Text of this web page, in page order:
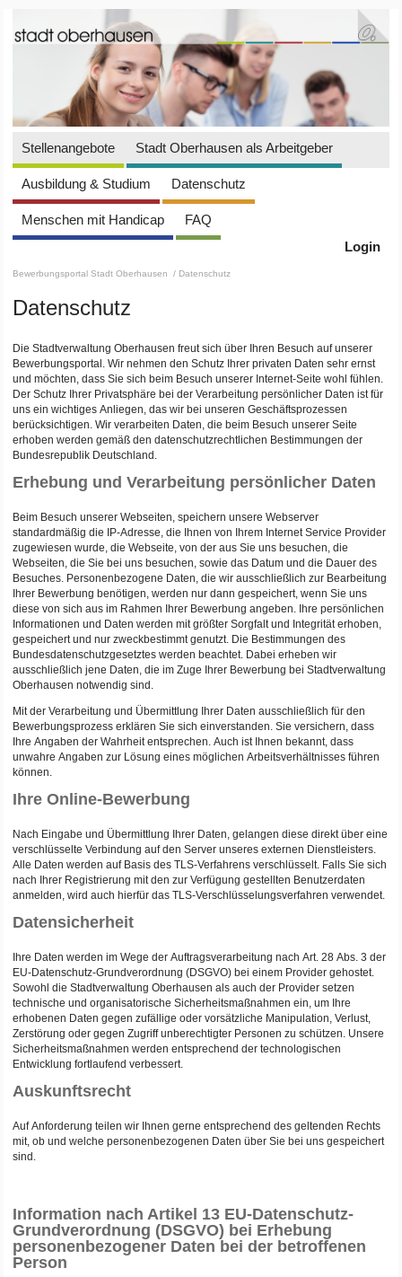
Stellenangebote Stadt Oberhausen als Arbeitgeber
Ausbildung & Studium Datenschutz
Menschen mit Handicap
FAQ
Login
Bewerbungsportal Stadt Oberhausen / Datenschutz
Datenschutz
Die Stadtverwaltung Oberhausen freut sich über Ihren Besuch auf unserer
Bewerbungsportal. Wir nehmen den Schutz Ihrer privaten Daten sehr ernst
und möchten, dass Sie sich beim Besuch unserer Internet-Seite wohl fühlen.
Der Schutz Ihrer Privatsphäre bei der Verarbeitung persönlicher Daten ist für
uns ein wichtiges Anliegen, das wir bei unseren Geschäftsprozessen
berücksichtigen. Wir verarbeiten Daten, die beim Besuch unserer Seite
erhoben werden gemäß den datenschutzrechtlichen Bestimmungen der
Bundesrepublik Deutschland.
Erhebung und Verarbeitung persönlicher Daten
Beim Besuch unserer Webseiten, speichern unsere Webserver
standardmäßig die IP-Adresse, die Ihnen von Ihrem Internet Service Provider
zugewiesen wurde, die Webseite, von der aus Sie uns besuchen, die
Webseiten, die Sie bei uns besuchen, sowie das Datum und die Dauer des
Besuches. Personenbezogene Daten, die wir ausschließlich zur Bearbeitung
Ihrer Bewerbung benötigen, werden nur dann gespeichert, wenn Sie uns
diese von sich aus im Rahmen Ihrer Bewerbung angeben. Ihre persönlichen
Informationen und Daten werden mit größter Sorgfalt und Integrität erhoben,
gespeichert und nur zweckbestimmt genutzt. Die Bestimmungen des
Bundesdatenschutzgesetztes werden beachtet. Dabei erheben wir
ausschließlich jene Daten, die im Zuge Ihrer Bewerbung bei Stadtverwaltung
Oberhausen notwendig sind.
Mit der Verarbeitung und Übermittlung Ihrer Daten ausschließlich für den
Bewerbungsprozess erklären Sie sich einverstanden. Sie versichern, dass
Ihre Angaben der Wahrheit entsprechen. Auch ist Ihnen bekannt, dass
unwahre Angaben zur Lösung eines möglichen Arbeitsverhältnisses führen
können.
Ihre Online-Bewerbung
Nach Eingabe und Übermittlung Ihrer Daten, gelangen diese direkt über eine
verschlüsselte Verbindung auf den Server unseres externen Dienstleisters.
Alle Daten werden auf Basis des TLS-Verfahrens verschlüsselt. Falls Sie sich
nach Ihrer Registrierung mit den zur Verfügung gestellten Benutzerdaten
anmelden, wird auch hierfür das TLS-Verschlüsselungsverfahren verwendet.
Datensicherheit
Ihre Daten werden im Wege der Auftragsverarbeitung nach Art. 28 Abs. 3 der
EU-Datenschutz-Grundverordnung (DSGVO) bei einem Provider gehostet.
Sowohl die Stadtverwaltung Oberhausen als auch der Provider setzen
technische und organisatorische Sicherheitsmaßnahmen ein, um Ihre
erhobenen Daten gegen zufällige oder vorsätzliche Manipulation, Verlust,
Zerstörung oder gegen Zugriff unberechtigter Personen zu schützen. Unsere
Sicherheitsmaßnahmen werden entsprechend der technologischen
Entwicklung fortlaufend verbessert.
Auskunftsrecht
Auf Anforderung teilen wir Ihnen gerne entsprechend des geltenden Rechts
mit, ob und welche personenbezogenen Daten über Sie bei uns gespeichert
sind.
Information nach Artikel 13 EU-Datenschutz-
Grundverordnung (DSGVO) bei Erhebung
personenbezogener Daten bei der betroffenen
Person